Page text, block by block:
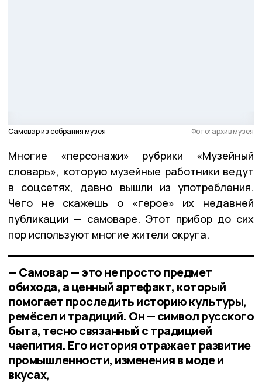
Самовар из собрания музея Фото: архив музея
Многие «персонажи» рубрики «Музейный
словарь», которую музейные работники ведут
в соцсетях, давно вышли из употребления.
Чего не скажешь о «герое» их недавней
публикации — самоваре. Этот прибор до сих
пор используют многие жители округа.
— Самовар — это не просто предмет
обихода, а ценный артефакт, который
помогает проследить историю культуры,
ремёсел и традиций. Он — символ русского
быта, тесно связанный с традицией
чаепития. Его история отражает развитие
промышленности, изменения в моде и
вкусах,